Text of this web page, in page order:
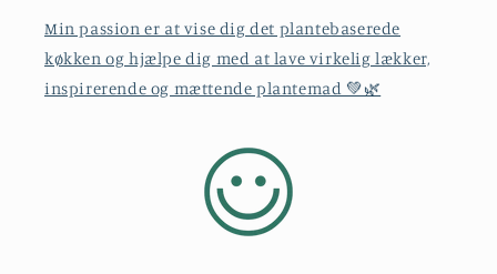
Min passion er at vise dig det plantebaserede
køkken og hjælpe dig med at lave virkelig lækker,
inspirerende og mættende plantemad 💚🌿